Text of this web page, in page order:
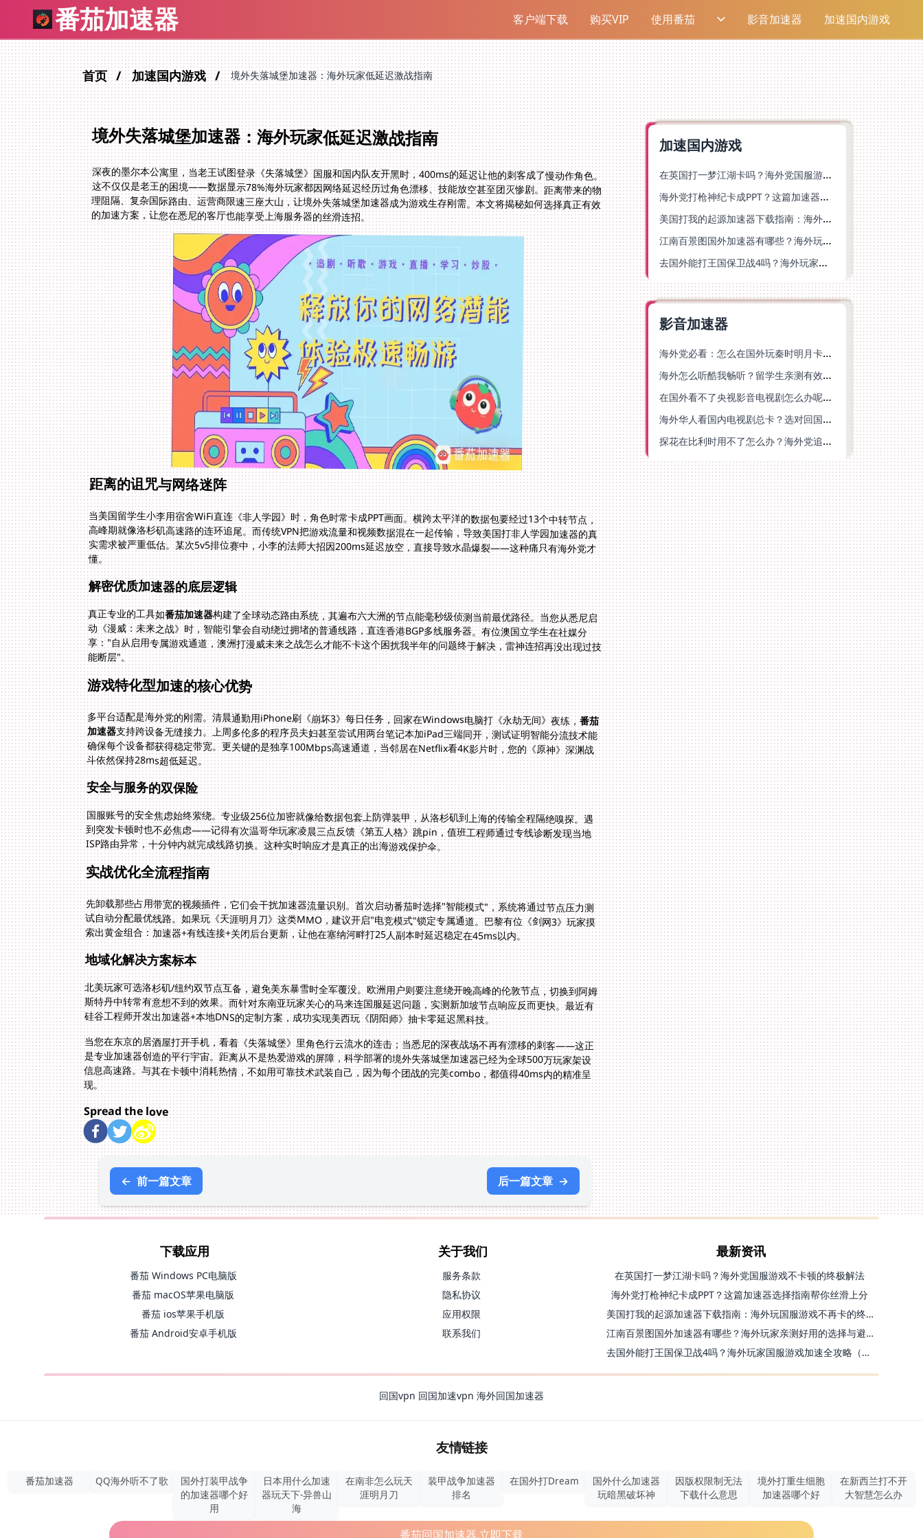
番茄加速器 客户端下载 购买VIP 使用番茄 影音加速器 加速国内游戏
首页 加速国内游戏 境外失落城堡加速器：海外玩家低延迟激战指南
境外失落城堡加速器：海外玩家低延迟激战指南
深夜的墨尔本公寓里，当老王试图登录《失落城堡》国服和国内队友开黑时，400ms的延迟让他的刺客成了慢动作角色。
这不仅仅是老王的困境——数据显示78%海外玩家都因网络延迟经历过角色漂移、技能放空甚至团灭惨剧。距离带来的物
理阻隔、复杂国际路由、运营商限速三座大山，让境外失落城堡加速器成为游戏生存刚需。本文将揭秘如何选择真正有效
的加速方案，让您在悉尼的客厅也能享受上海服务器的丝滑连招。
距离的诅咒与网络迷阵
当美国留学生小李用宿舍WiFi直连《非人学园》时，角色时常卡成PPT画面。横跨太平洋的数据包要经过13个中转节点，
高峰期就像洛杉矶高速路的连环追尾。而传统VPN把游戏流量和视频数据混在一起传输，导致美国打非人学园加速器的真
实需求被严重低估。某次5v5排位赛中，小李的法师大招因200ms延迟放空，直接导致水晶爆裂——这种痛只有海外党才
懂。
解密优质加速器的底层逻辑
真正专业的工具如番茄加速器构建了全球动态路由系统，其遍布六大洲的节点能毫秒级侦测当前最优路径。当您从悉尼启
动《漫威：未来之战》时，智能引擎会自动绕过拥堵的普通线路，直连香港BGP多线服务器。有位澳国立学生在社媒分
享："自从启用专属游戏通道，澳洲打漫威未来之战怎么才能不卡这个困扰我半年的问题终于解决，雷神连招再没出现过技
能断层"。
游戏特化型加速的核心优势
多平台适配是海外党的刚需。清晨通勤用iPhone刷《崩坏3》每日任务，回家在Windows电脑打《永劫无间》夜练，番茄
加速器支持跨设备无缝接力。上周多伦多的程序员夫妇甚至尝试用两台笔记本加iPad三端同开，测试证明智能分流技术能
确保每个设备都获得稳定带宽。更关键的是独享100Mbps高速通道，当邻居在Netflix看4K影片时，您的《原神》深渊战
斗依然保持28ms超低延迟。
安全与服务的双保险
国服账号的安全焦虑始终萦绕。专业级256位加密就像给数据包套上防弹装甲，从洛杉矶到上海的传输全程隔绝嗅探。遇
到突发卡顿时也不必焦虑——记得有次温哥华玩家凌晨三点反馈《第五人格》跳pin，值班工程师通过专线诊断发现当地
ISP路由异常，十分钟内就完成线路切换。这种实时响应才是真正的出海游戏保护伞。
实战优化全流程指南
先卸载那些占用带宽的视频插件，它们会干扰加速器流量识别。首次启动番茄时选择"智能模式"，系统将通过节点压力测
试自动分配最优线路。如果玩《天涯明月刀》这类MMO，建议开启"电竞模式"锁定专属通道。巴黎有位《剑网3》玩家摸
索出黄金组合：加速器+有线连接+关闭后台更新，让他在塞纳河畔打25人副本时延迟稳定在45ms以内。
地域化解决方案标本
北美玩家可选洛杉矶/纽约双节点互备，避免美东暴雪时全军覆没。欧洲用户则要注意绕开晚高峰的伦敦节点，切换到阿姆
斯特丹中转常有意想不到的效果。而针对东南亚玩家关心的马来连国服延迟问题，实测新加坡节点响应反而更快。最近有
硅谷工程师开发出加速器+本地DNS的定制方案，成功实现美西玩《阴阳师》抽卡零延迟黑科技。
当您在东京的居酒屋打开手机，看着《失落城堡》里角色行云流水的连击；当悉尼的深夜战场不再有漂移的刺客——这正
是专业加速器创造的平行宇宙。距离从不是热爱游戏的屏障，科学部署的境外失落城堡加速器已经为全球500万玩家架设
信息高速路。与其在卡顿中消耗热情，不如用可靠技术武装自己，因为每个团战的完美combo，都值得40ms内的精准呈
现。
Spread the love
← 前一篇文章 后一篇文章 →
加速国内游戏
在英国打一梦江湖卡吗？海外党国服游戏不卡顿的终极解法
海外党打枪神纪卡成PPT？这篇加速器选择指南帮你丝滑上分
美国打我的起源加速器下载指南：海外玩国服游戏不再卡的终极方案
江南百景图国外加速器有哪些？海外玩家亲测好用的选择与避坑指南
去国外能打王国保卫战4吗？海外玩家国服游戏加速全攻略（附公主连结幻想江湖实测）
影音加速器
海外党必看：怎么在国外玩秦时明月卡牌版？附豆瓣EZCast地区限制破解法
海外怎么听酷我畅听？留学生亲测有效的华语内容解锁指南
在国外看不了央视影音电视剧怎么办呢？海外党亲测有效的回国加速方案
海外华人看国内电视剧总卡？选对回国加速器，还能解决菲律宾打不开反诈中心的问题
探花在比利时用不了怎么办？海外党追剧办事全攻略，选对加速器就够了
番茄回国加速器,立即下载
下载应用
番茄 Windows PC电脑版
番茄 macOS苹果电脑版
番茄 ios苹果手机版
番茄 Android安卓手机版
关于我们
服务条款
隐私协议
应用权限
联系我们
最新资讯
在英国打一梦江湖卡吗？海外党国服游戏不卡顿的终极解法
海外党打枪神纪卡成PPT？这篇加速器选择指南帮你丝滑上分
美国打我的起源加速器下载指南：海外玩国服游戏不再卡的终极方案
江南百景图国外加速器有哪些？海外玩家亲测好用的选择与避坑指南
去国外能打王国保卫战4吗？海外玩家国服游戏加速全攻略（附公主连结幻想江湖实测）
回国vpn 回国加速vpn 海外回国加速器
友情链接
番茄加速器 QQ海外听不了歌
国外打装甲战争
的加速器哪个好
用
日本用什么加速
器玩天下-异兽山
海
在南非怎么玩天
涯明月刀
装甲战争加速器
排名
在国外打Dream
国外什么加速器
玩暗黑破坏神
因版权限制无法
下载什么意思
境外打重生细胞
加速器哪个好
在新西兰打不开
大智慧怎么办